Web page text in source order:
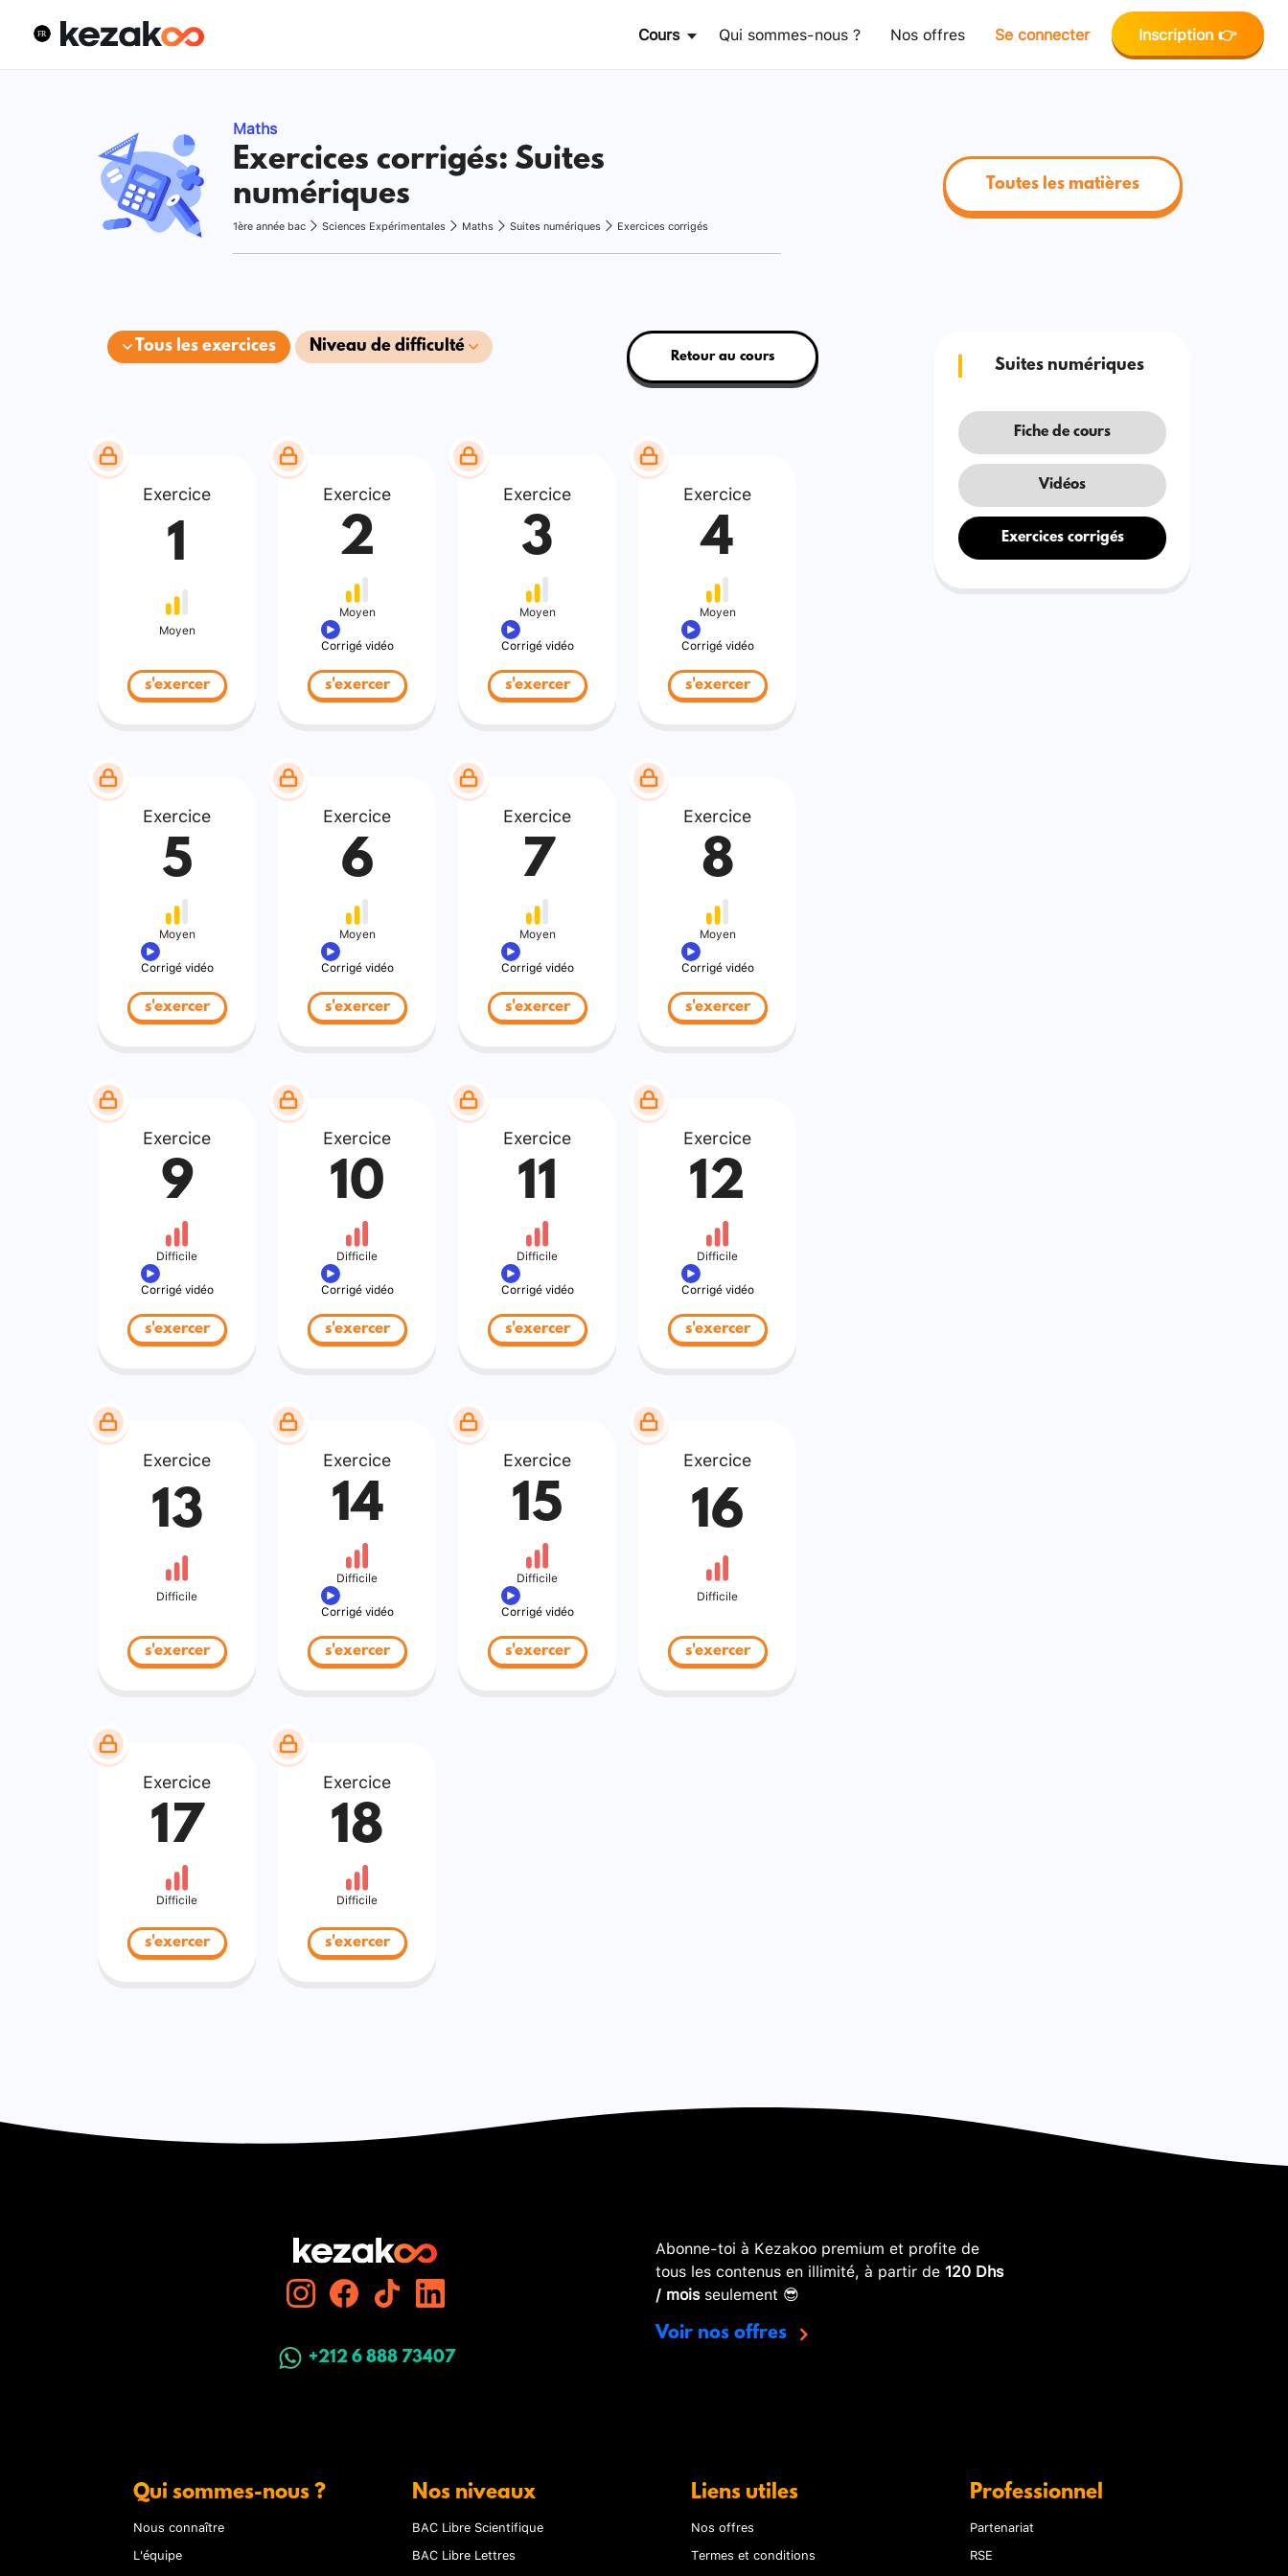
Cours Qui sommes-nous ? Nos offres Se connecter Inscription 👉
Maths
Exercices corrigés: Suites
numériques
1ère année bac Sciences Expérimentales Maths Suites numériques Exercices corrigés
Toutes les matières
Tous les exercices Niveau de difficulté
Retour au cours
Exercice
1
Moyen
s'exercer
Exercice
2
Moyen
Corrigé vidéo
s'exercer
Exercice
3
Moyen
Corrigé vidéo
s'exercer
Exercice
4
Moyen
Corrigé vidéo
s'exercer
Exercice
5
Moyen
Corrigé vidéo
s'exercer
Exercice
6
Moyen
Corrigé vidéo
s'exercer
Exercice
7
Moyen
Corrigé vidéo
s'exercer
Exercice
8
Moyen
Corrigé vidéo
s'exercer
Exercice
9
Difficile
Corrigé vidéo
s'exercer
Exercice
10
Difficile
Corrigé vidéo
s'exercer
Exercice
11
Difficile
Corrigé vidéo
s'exercer
Exercice
12
Difficile
Corrigé vidéo
s'exercer
Exercice
13
Difficile
s'exercer
Exercice
14
Difficile
Corrigé vidéo
s'exercer
Exercice
15
Difficile
Corrigé vidéo
s'exercer
Exercice
16
Difficile
s'exercer
Exercice
17
Difficile
s'exercer
Exercice
18
Difficile
s'exercer
Suites numériques
Fiche de cours
Vidéos
Exercices corrigés
+212 6 888 73407
Abonne-toi à Kezakoo premium et profite de
tous les contenus en illimité, à partir de 120 Dhs
/ moisseulement 😎
Voir nos offres
Qui sommes-nous ?
Nous connaître
L'équipe
Nos niveaux
BAC Libre Scientifique
BAC Libre Lettres
Liens utiles
Nos offres
Termes et conditions
Professionnel
Partenariat
RSE